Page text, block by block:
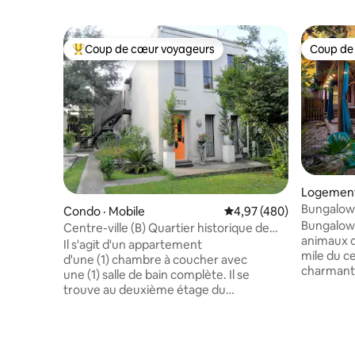
Coup de cœur voyageurs parmi les plus aimés
Coup de cœur voyageurs
Condo · Mobile Note moyenne de 4,97
4,97 (480)
Centre-ville (B) Quartier historique de
Detonti Square
Il s'agit d'un appartement
d'une (1) chambre à coucher avec
une (1) salle de bain complète. Il se
trouve au deuxième étage du
Coup
Coup
animaux
mile du